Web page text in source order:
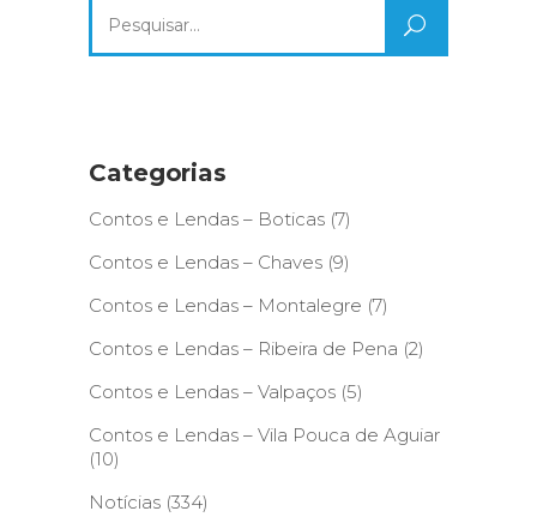
for:
Categorias
Contos e Lendas – Boticas (7)
Contos e Lendas – Chaves (9)
Contos e Lendas – Montalegre (7)
Contos e Lendas – Ribeira de Pena (2)
Contos e Lendas – Valpaços (5)
Contos e Lendas – Vila Pouca de Aguiar
(10)
Notícias (334)